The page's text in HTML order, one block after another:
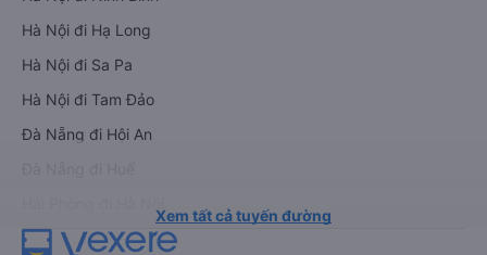
Xe đi Đà Lạt từ Sài Gòn
Xe đi Sapa từ Hà Nội
Xe đi Hải Phòng từ Hà Nội
Xe đi Vinh từ Hà Nội
Hà Nội đi Ninh Bình